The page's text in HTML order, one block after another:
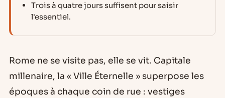
Trois à quatre jours suffisent pour saisir
l'essentiel.
Rome ne se visite pas, elle se vit. Capitale
millenaire, la « Ville Éternelle » superpose les
époques à chaque coin de rue : vestiges